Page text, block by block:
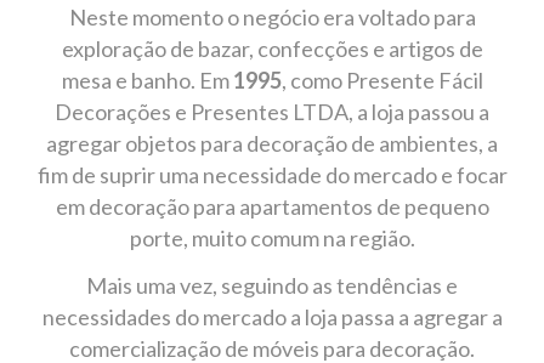
Neste momento o negócio era voltado para
exploração de bazar, confecções e artigos de
mesa e banho. Em1995, como Presente Fácil
Decorações e Presentes LTDA, a loja passou a
agregar objetos para decoração de ambientes, a
fim de suprir uma necessidade do mercado e focar
em decoração para apartamentos de pequeno
porte, muito comum na região.
Mais uma vez, seguindo as tendências e
necessidades do mercado a loja passa a agregar a
comercialização de móveis para decoração.